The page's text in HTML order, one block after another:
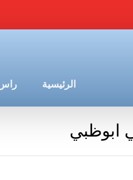
الرئيسية راس
ابوظبي